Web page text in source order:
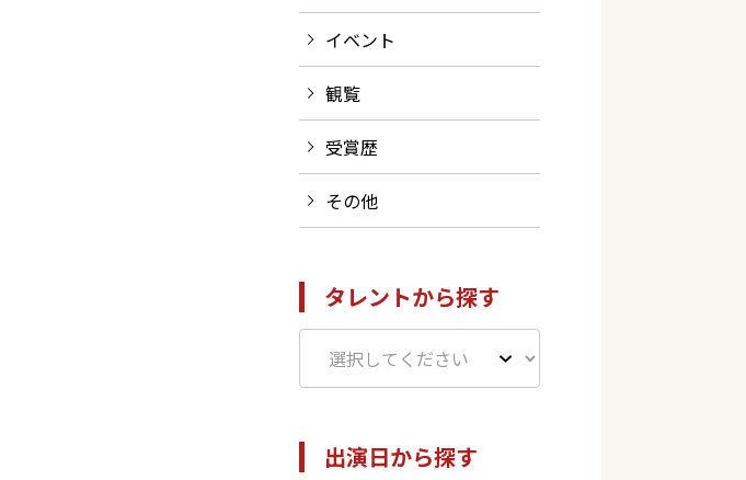
イベント
観覧
受賞歴
その他
タレントから探す
出演日から探す